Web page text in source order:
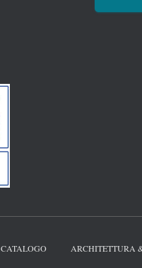
CATALOGO ARCHITETTURA